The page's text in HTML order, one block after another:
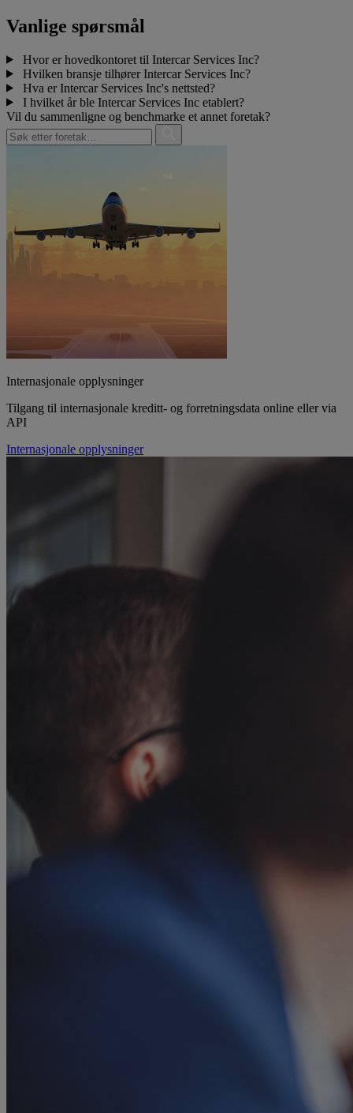
Vanlige spørsmål
Hvor er hovedkontoret til Intercar Services Inc?
Hvilken bransje tilhører Intercar Services Inc?
Hva er Intercar Services Inc's nettsted?
I hvilket år ble Intercar Services Inc etablert?
Vil du sammenligne og benchmarke et annet foretak?
Internasjonale opplysninger
Tilgang til internasjonale kreditt- og forretningsdata online eller via
API
Internasjonale opplysninger